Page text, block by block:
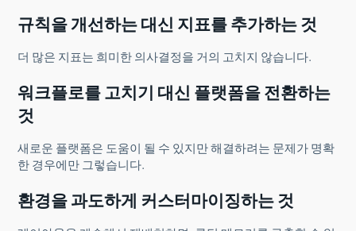
규칙을 개선하는 대신 지표를 추가하는 것
더 많은 지표는 희미한 의사결정을 거의 고치지 않습니다.
워크플로를 고치기 대신 플랫폼을 전환하는
것
새로운 플랫폼은 도움이 될 수 있지만 해결하려는 문제가 명확
한 경우에만 그렇습니다.
환경을 과도하게 커스터마이징하는 것